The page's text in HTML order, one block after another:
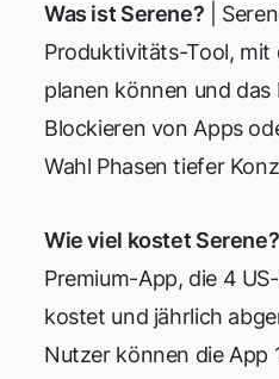
Was ist Serene? |
Produktivitäts-Tool, mit
planen können und das
Blockieren von Apps
Wahl Phasen tiefer
Wie viel kostet Serene?
Premium-App, die 4
kostet und jährlich
Nutzer können die App